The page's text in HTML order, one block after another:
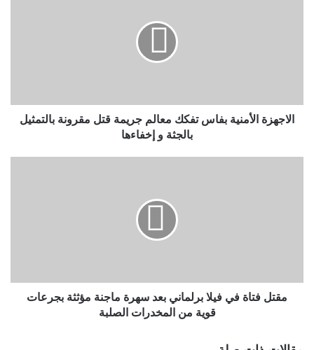
الاجهزة الأمنية بفاس تفكك معالم جريمة قتل مقرونة بالتمثيل
بالجثة و إخفاءها
مقتل فتاة في فيلا برلماني بعد سهرة ماجنة مؤثثة بجرعات
قوية من المخدرات الصلبة